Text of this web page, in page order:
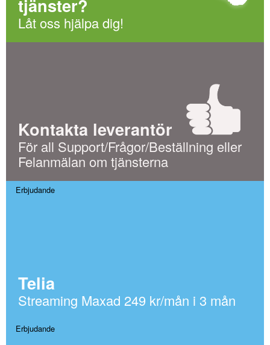
tjänster?
Låt oss hjälpa dig!
Kontakta leverantör
För all Support/Frågor/Beställning eller
Felanmälan om tjänsterna
Erbjudande
Telia
Streaming Maxad 249 kr/mån i 3 mån
Erbjudande